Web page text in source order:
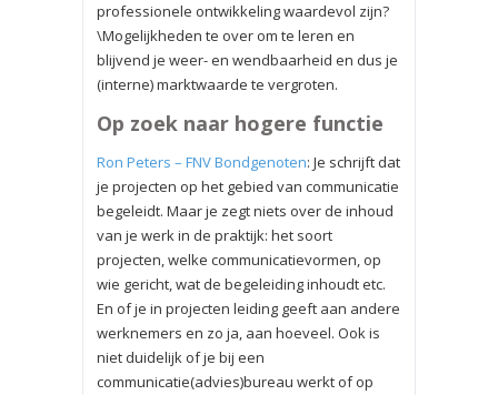
professionele ontwikkeling waardevol zijn?
\Mogelijkheden te over om te leren en
blijvend je weer- en wendbaarheid en dus je
(interne) marktwaarde te vergroten.
Op zoek naar hogere functie
Ron Peters – FNV Bondgenoten: Je schrijft dat
je projecten op het gebied van communicatie
begeleidt. Maar je zegt niets over de inhoud
van je werk in de praktijk: het soort
projecten, welke communicatievormen, op
wie gericht, wat de begeleiding inhoudt etc.
En of je in projecten leiding geeft aan andere
werknemers en zo ja, aan hoeveel. Ook is
niet duidelijk of je bij een
communicatie(advies)bureau werkt of op